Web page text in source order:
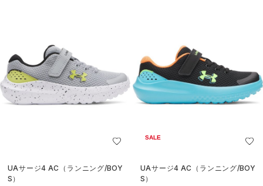
UAサージ4 AC（ランニング/BOY
S）
SALE
UAサージ4 AC（ランニング/BOY
S）